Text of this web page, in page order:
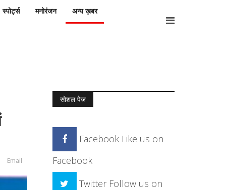
स्पोर्ट्स मनोरंजन अन्य ख़बर
Email
सोशल पेज
Facebook Like us on
Facebook
Twitter Follow us on